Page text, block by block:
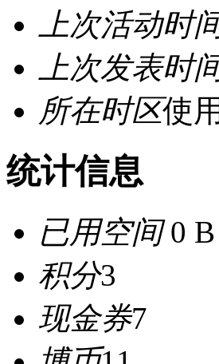
上次活动时
上次发表时
所在时区使
统计信息
已用空间0 B
积分3
现金券7